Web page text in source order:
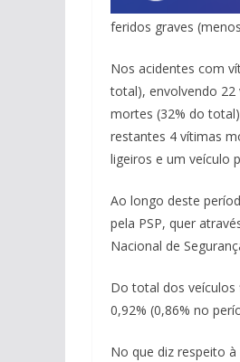
feridos graves
Nos acidentes com
total), envolvendo 22
mortes (32% do
restantes 4 vítimas
ligeiros e um veículo
Ao longo deste
pela PSP, quer
Nacional de
Do total dos veículos
0,92% (0,86% no
No que diz respeito